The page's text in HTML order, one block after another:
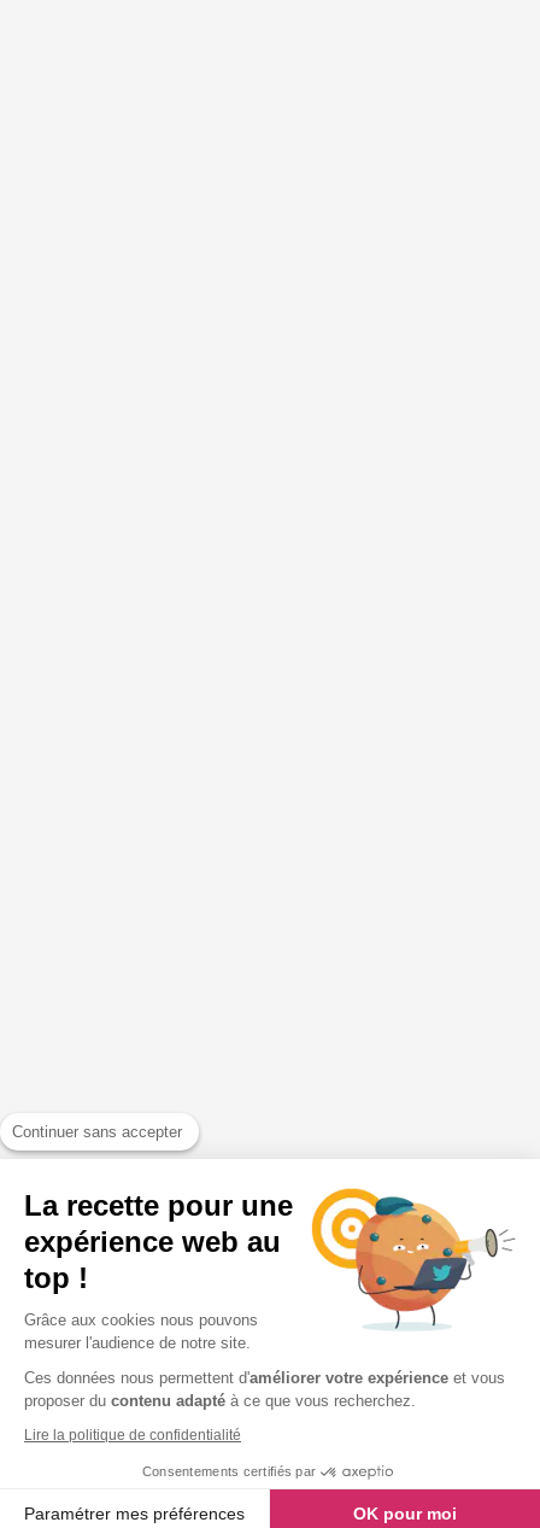
Continuer sans accepter
La recette pour une
expérience web au
top !
Grâce aux cookies nous pouvons
mesurer l'audience de notre site.
Ces données nous permettent d'améliorer votre expérience et vous
proposer du contenu adapté à ce que vous recherchez.
Lire la politique de confidentialité
Consentements certifiés par
Paramétrer mes préférences OK pour moi